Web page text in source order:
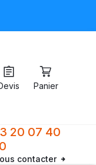
Panier
20 07 40
contacter